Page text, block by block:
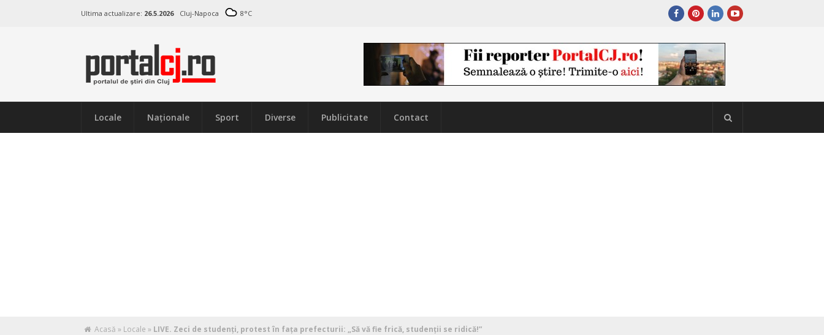
Ultima actualizare: 26.5.2026 Cluj-Napoca 8°C
Locale Naţionale Sport Diverse Publicitate Contact
Acasă » Locale » LIVE. Zeci de studenți, protest în fața prefecturii: „Să vă fie frică, studenții se ridică!”